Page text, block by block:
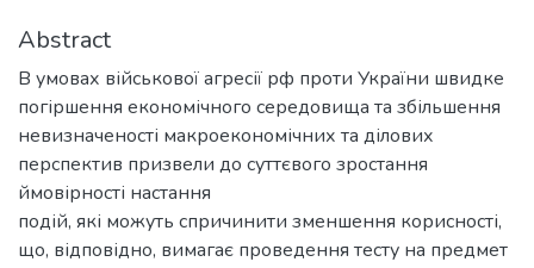
Abstract
В умовах військової агресії рф проти України швидке
погіршення економічного середовища та збільшення
невизначеності макроекономічних та ділових
перспектив призвели до суттєвого зростання
ймовірності настання
подій, які можуть спричинити зменшення корисності,
що, відповідно, вимагає проведення тесту на предмет